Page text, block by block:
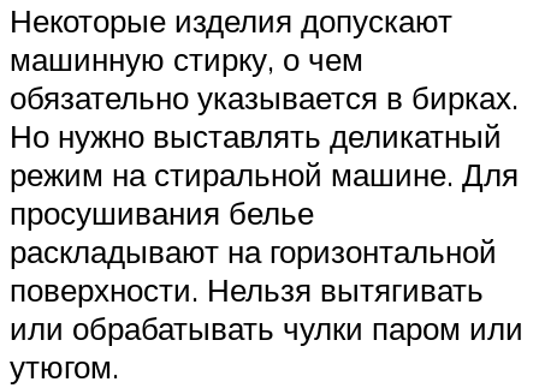
Некоторые изделия допускают
машинную стирку, о чем
обязательно указывается в бирках.
Но нужно выставлять деликатный
режим на стиральной машине. Для
просушивания белье
раскладывают на горизонтальной
поверхности. Нельзя вытягивать
или обрабатывать чулки паром или
утюгом.